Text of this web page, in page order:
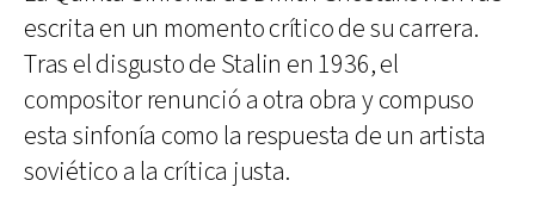
escrita en un momento crítico de su carrera.
Tras el disgusto de Stalin en 1936, el
compositor renunció a otra obra y compuso
esta sinfonía como la respuesta de un artista
soviético a la crítica justa.